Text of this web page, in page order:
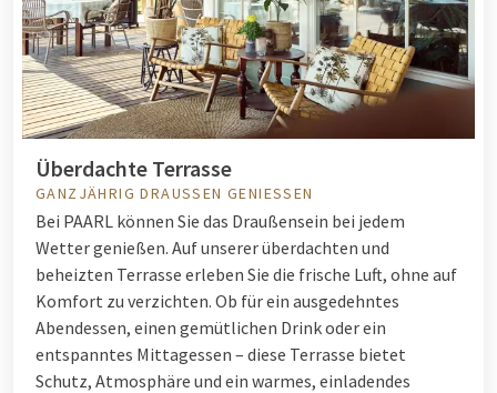
Überdachte Terrasse
GANZJÄHRIG DRAUSSEN GENIESSEN
Bei PAARL können Sie das Draußensein bei jedem
Wetter genießen. Auf unserer überdachten und
beheizten Terrasse erleben Sie die frische Luft, ohne auf
Komfort zu verzichten. Ob für ein ausgedehntes
Abendessen, einen gemütlichen Drink oder ein
entspanntes Mittagessen – diese Terrasse bietet
Schutz, Atmosphäre und ein warmes, einladendes